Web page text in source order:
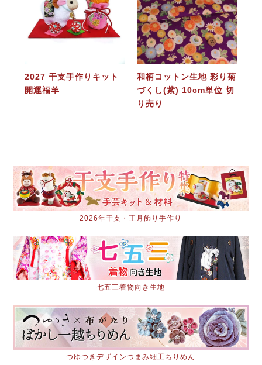
2027 干支手作りキット
開運福羊
和柄コットン生地 彩り菊
づくし(紫) 10cm単位 切
り売り
2026年干支・正月飾り手作り
七五三着物向き生地
つゆつきデザインつまみ細工ちりめん